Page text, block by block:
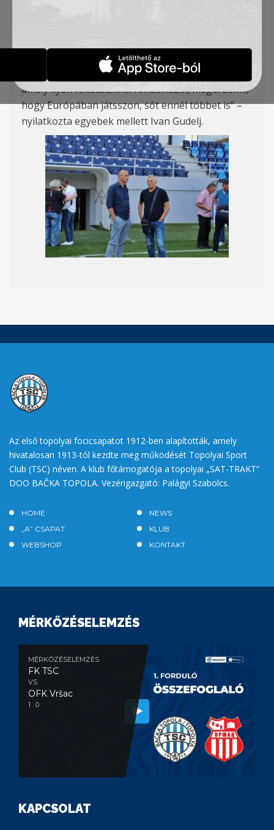
Számomra a Poljud a világ legszebb stadionja, de
lenyűgöz ez a modern létesítmény. Egy olyan klub,
amely ilyen feltételekkel rendelkezik, megérdemli,
hogy Európában játsszon, sőt ennél többet is” –
nyilatkozta egyebek mellett Ivan Gudelj.
Az első topolyai focicsapatot 1912-ben alapították, amely
hivatalosan 1913-tól kezdte meg működését Topolyai Sport
Club (TSC) néven. A klub főtámogatója a topolyai „SAT-TRAKT”
DOO BAČKA TOPOLA. Vezérigazgató: Palágyi Szabolcs.
HOME
NEWS
„A” CSAPAT
KLUB
WEBSHOP
KONTAKT
MÉRKŐZÉSELEMZÉS
MÉRKŐZÉSELEMZÉS
FK TSC
VS
OFK Vršac
1 : 0
KAPCSOLAT